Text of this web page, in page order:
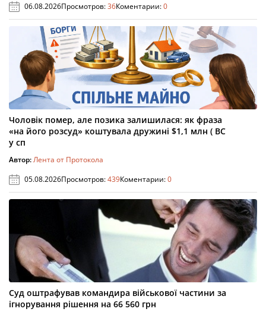
06.08.2026Просмотров:36Коментарии:0
Чоловік помер, але позика залишилася: як фраза
«на його розсуд» коштувала дружині $1,1 млн ( ВС
у сп
Автор:Лента от Протокола
05.08.2026Просмотров:439Коментарии:0
Суд оштрафував командира військової частини за
ігнорування рішення на 66 560 грн